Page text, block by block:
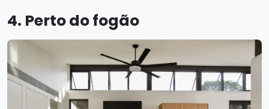
4. Perto do fogão